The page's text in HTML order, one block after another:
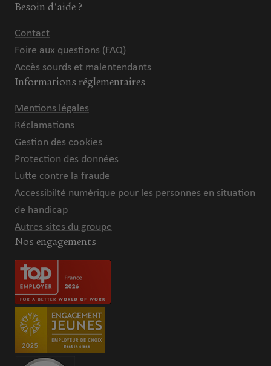
Besoin d'aide ?
Contact
Foire aux questions (FAQ)
Accès sourds et malentendants
Informations réglementaires
Mentions légales
Réclamations
Gestion des cookies
Protection des données
Lutte contre la fraude
Accessibilté numérique pour les personnes en situation
de handicap
Autres sites du groupe
Nos engagements